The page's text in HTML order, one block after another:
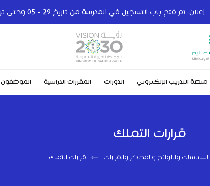
إعلان: تم فتح باب التسجيل في المدرسة من تاريخ 29 - 05 وحتى تريخ 30 - 06 من عام 2024
منصة التدريب الإلكتروني الدورات المقررات الدراسية الموظفون
قرارات التملك
السياسات واللوائح والمحاضر والقرارات قرارات التملك